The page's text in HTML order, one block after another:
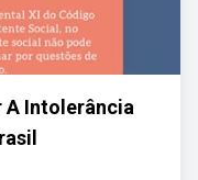
A Intolerância